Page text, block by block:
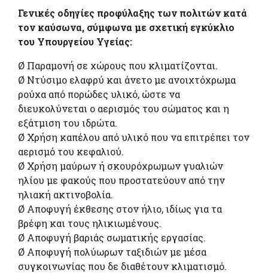
Γενικές οδηγίες προφύλαξης των πολιτών κατά
τον καύσωνα, σύμφωνα με σχετική εγκύκλιο
του Υπουργείου Υγείας:
Ø Παραμονή σε χώρους που κλιματίζονται.
Ø Ντύσιμο ελαφρύ και άνετο με ανοιχτόχρωμα
ρούχα από πορώδες υλικό, ώστε να
διευκολύνεται ο αερισμός του σώματος και η
εξάτμιση του ιδρώτα.
Ø Χρήση καπέλου από υλικό που να επιτρέπει τον
αερισμό του κεφαλιού.
Ø Χρήση μαύρων ή σκουρόχρωμων γυαλιών
ηλίου με φακούς που προστατεύουν από την
ηλιακή ακτινοβολία.
Ø Αποφυγή έκθεσης στον ήλιο, ιδίως για τα
βρέφη και τους ηλικιωμένους.
Ø Αποφυγή βαριάς σωματικής εργασίας.
Ø Αποφυγή πολύωρων ταξιδιών με μέσα
συγκοινωνίας που δε διαθέτουν κλιματισμό.